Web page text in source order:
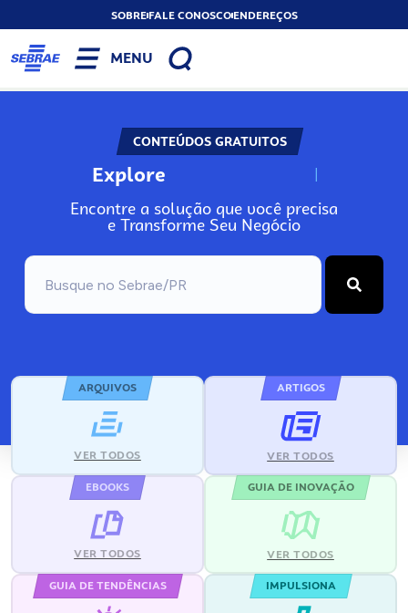
SOBREFALE CONOSCOENDEREÇOS
MENU
CONTEÚDOS GRATUITOS
Explore N
Encontre a solução que você precisa
e Transforme Seu Negócio
ARQUIVOS
VER TODOS
ARTIGOS
VER TODOS
EBOOKS
VER TODOS
GUIA DE INOVAÇÃO
VER TODOS
GUIA DE TENDÊNCIAS IMPULSIONA